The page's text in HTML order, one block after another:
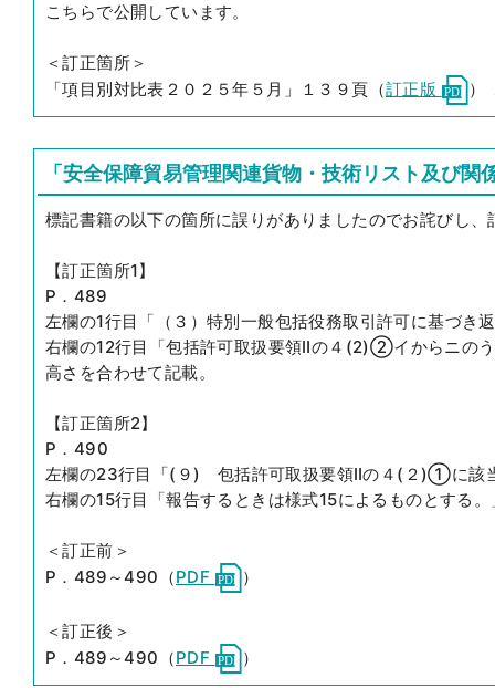
こちらで公開しています。
＜訂正箇所＞
「項目別対比表２０２５年５月」１３９頁（訂正版 ）
「安全保障貿易管理関連貨物・技術リスト及び
標記書籍の以下の箇所に誤りがありましたのでお詫びし、
【訂正箇所1】
P．489
左欄の1行目「（３）特別一般包括役務取引許可に基づき
右欄の12行目「包括許可取扱要領Ⅱの４(2)②イからニの
高さを合わせて記載。
【訂正箇所2】
P．490
左欄の23行目「(９) 包括許可取扱要領Ⅱの４(２)①に該
右欄の15行目「報告するときは様式15によるものとする
＜訂正前＞
P．489～490（PDF ）
＜訂正後＞
P．489～490（PDF ）